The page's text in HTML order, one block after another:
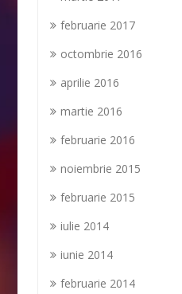
februarie 2017
octombrie 2016
aprilie 2016
martie 2016
februarie 2016
noiembrie 2015
februarie 2015
iulie 2014
iunie 2014
februarie 2014